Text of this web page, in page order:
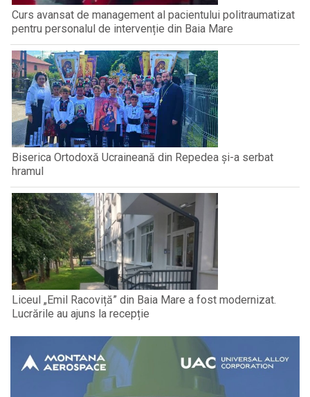
Curs avansat de management al pacientului politraumatizat
pentru personalul de intervenție din Baia Mare
Biserica Ortodoxă Ucraineană din Repedea și-a serbat
hramul
Liceul „Emil Racoviță” din Baia Mare a fost modernizat.
Lucrările au ajuns la recepție